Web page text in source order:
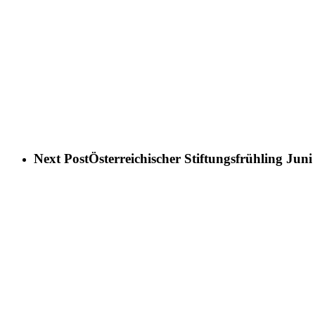
Next PostÖsterreichischer Stiftungsfrühling Juni